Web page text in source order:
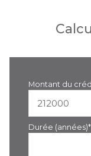
Montant du
Durée (années)*